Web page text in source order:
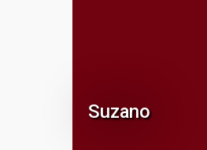
Suzano